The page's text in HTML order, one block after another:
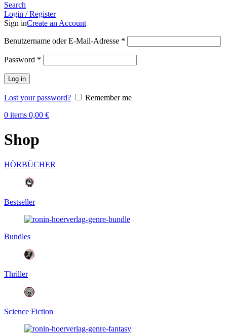
Search
Login / Register
Sign inCreate an Account
Benutzername oder E-Mail-Adresse *
Password *
Log in
Lost your password?
Remember me
0 items 0,00 €
Shop
HÖRBÜCHER
Bestseller
Bundles
Thriller
Science Fiction